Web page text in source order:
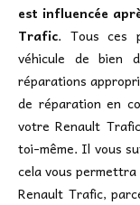
est influencée
Trafic. Tous ces
véhicule de bien
réparations
de réparation en
votre Renault
toi-même. Il vous
cela vous permettra
Renault Trafic,